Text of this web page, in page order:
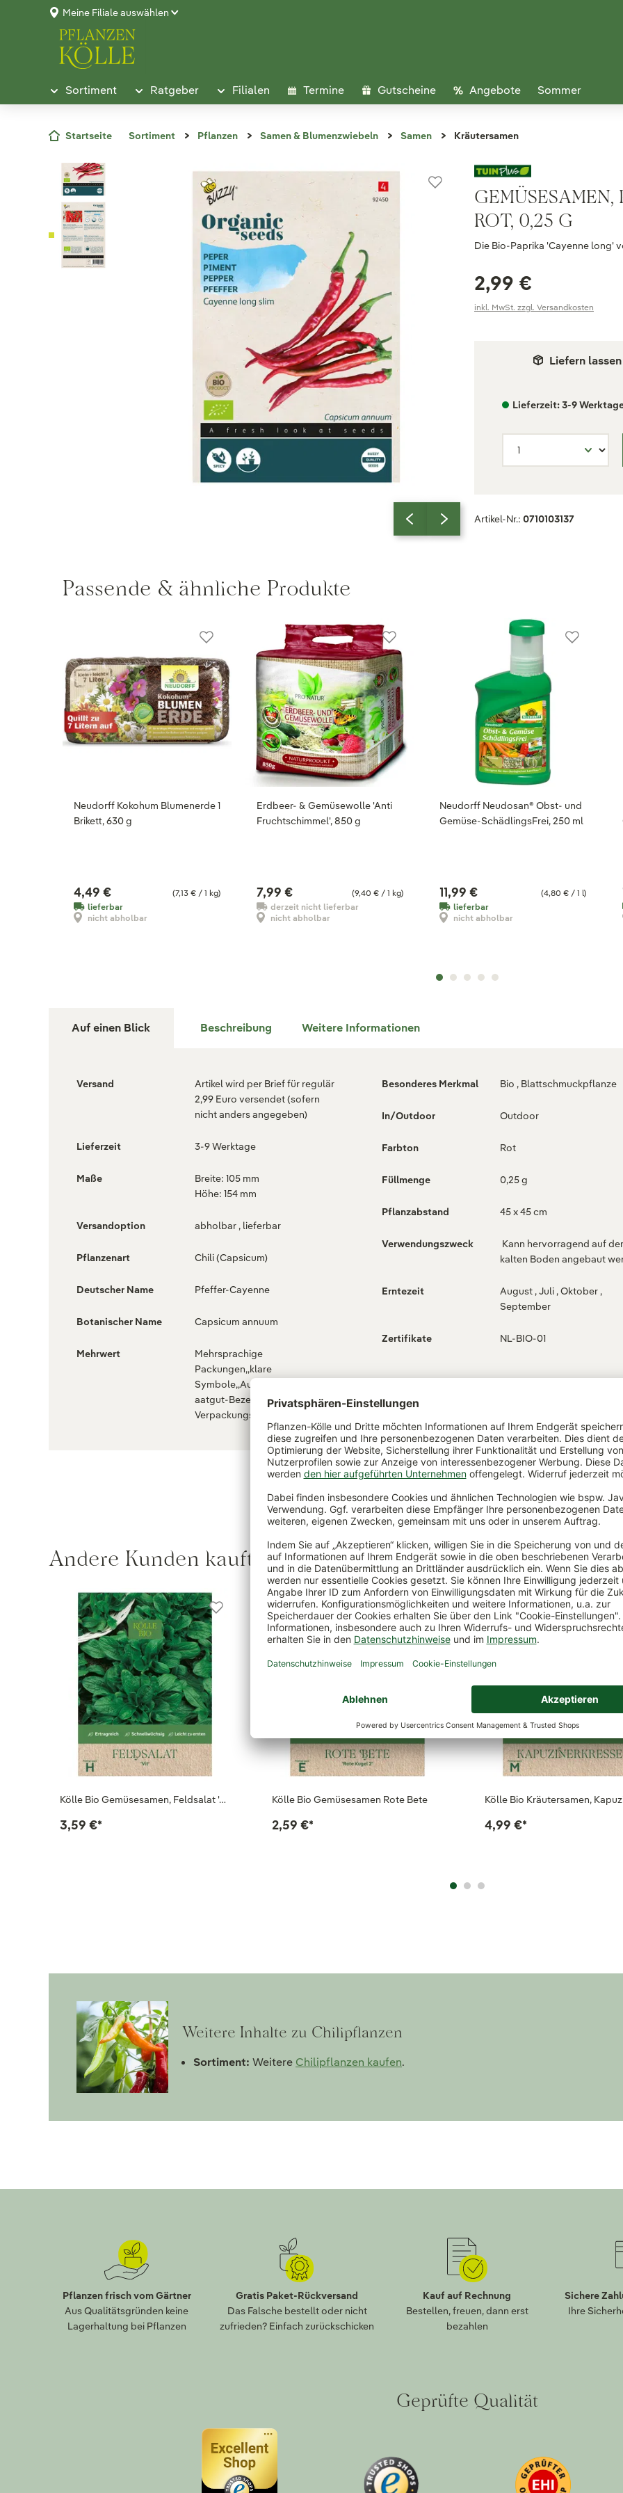
Meine Filiale auswählen
Sortiment Ratgeber Filialen Termine Gutscheine Angebote Sommer
Startseite Sortiment Pflanzen Samen & Blumenzwiebeln Samen Kräutersamen
ROT, 0,25 G
Die Bio-Paprika 'Cayenne long'
2,99 €
inkl. MwSt. zzgl. Versandkosten
Liefern lassen
Lieferzeit: 3-9
Artikel-Nr.: 0710103137
Passende & ähnliche Produkte
Neudorff Kokohum Blumenerde 1
Brikett, 630 g
(7,13 € / 1 kg)
4,49 €
lieferbar
nicht abholbar
Erdbeer- & Gemüsewolle 'Anti
Fruchtschimmel', 850 g
(9,40 € / 1 kg)
7,99 €
derzeit nicht lieferbar
nicht abholbar
Neudorff Neudosan® Obst- und
Gemüse-SchädlingsFrei, 250 ml
(4,80 € / 1 l)
11,99 €
lieferbar
nicht abholbar
Auf einen Blick Beschreibung Weitere Informationen
Versand
Artikel wird per Brief für regulär
2,99 Euro versendet (sofern
nicht anders angegeben)
Lieferzeit 3-9 Werktage
Maße
Breite: 105 mm
Höhe: 154 mm
Versandoption abholbar , lieferbar
Pflanzenart Chili (Capsicum)
Deutscher Name Pfeffer-Cayenne
Botanischer Name Capsicum annuum
Mehrwert
Mehrsprachige
Packungen,,klare
Symbole,,Aussaatkalender,,Bios
aatgut-Bezeichnung,Großes
Verpackungsformat
Besonderes Merkmal Bio , Blattschmuckpflanze
In/Outdoor Outdoor
Farbton Rot
Füllmenge 0,25 g
Pflanzabstand 45 x 45 cm
Verwendungszweck
Kann hervorragend auf
kalten Boden angebaut
Erntezeit
August , Juli , Oktober ,
September
Zertifikate NL-BIO-01
Andere Kunden kauften auch
Kölle Bio Gemüsesamen, Feldsalat '…
3,59 €*
Kölle Bio Gemüsesamen Rote Bete
2,59 €*
Kölle Bio Kräutersamen,
4,99 €*
Weitere Inhalte zu Chilipflanzen
Sortiment: Weitere Chilipflanzen kaufen.
Pflanzen frisch vom Gärtner
Aus Qualitätsgründen keine
Lagerhaltung bei Pflanzen
Gratis Paket-Rückversand
Das Falsche bestellt oder nicht
zufrieden? Einfach zurückschicken
Kauf auf Rechnung
Bestellen, freuen, dann erst
bezahlen
Sichere
Ihre
Geprüfte Qualität